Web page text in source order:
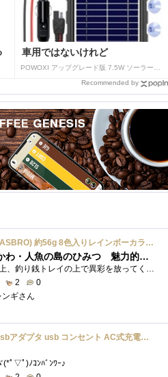
車用ではないけれど
Recommended by
ハズブロ(HASBRO) 約56g 8色入りレインボーカラーのプレイ・ドー、新学期用品、2才以上のプリスクールの子供向け、子供向けのアート&クラフト 粘土 ねんど、こどもの日、子供の日プレゼント
映画ちいかわ・人魚の島のひみつ 魅力的なビラン：セイレーンを造ってみた
もう１年以上、釣り銭トレイの上で異彩を放ってくれたミャクミャクのマグネット 映画ちいかわ人魚の島のひみつを鑑賞後、素敵なビランのセイ...
2
0
ンギさん
UGREEN usbアダプタ usb コンセント AC式充電器 3.1A PSE認証済み 折りたたみ式プラグ 2ポート
(*ﾟ▽ﾟ)ﾉｺﾝﾊﾞﾝﾜｰ♪